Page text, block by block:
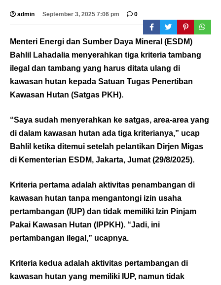
admin September 3, 2025 7:06 pm 0
Menteri Energi dan Sumber Daya Mineral (ESDM)
Bahlil Lahadalia menyerahkan tiga kriteria tambang
ilegal dan tambang yang harus ditata ulang di
kawasan hutan kepada Satuan Tugas Penertiban
Kawasan Hutan (Satgas PKH).
“Saya sudah menyerahkan ke satgas, area-area yang
di dalam kawasan hutan ada tiga kriterianya,” ucap
Bahlil ketika ditemui setelah pelantikan Dirjen Migas
di Kementerian ESDM, Jakarta, Jumat (29/8/2025).
Kriteria pertama adalah aktivitas penambangan di
kawasan hutan tanpa mengantongi izin usaha
pertambangan (IUP) dan tidak memiliki Izin Pinjam
Pakai Kawasan Hutan (IPPKH). “Jadi, ini
pertambangan ilegal,” ucapnya.
Kriteria kedua adalah aktivitas pertambangan di
kawasan hutan yang memiliki IUP, namun tidak